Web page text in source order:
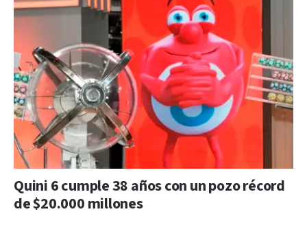
Quini 6 cumple 38 años con un pozo récord
de $20.000 millones